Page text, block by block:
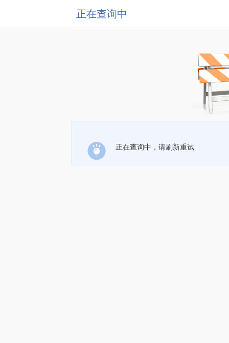
正在查询中
正在查询中，请刷新重试